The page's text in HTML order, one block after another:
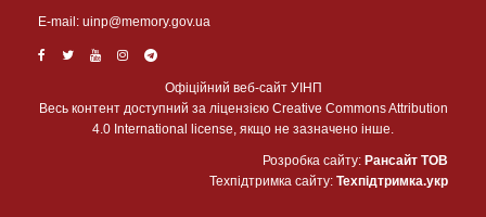
Е-mail: uinp@memory.gov.ua
Офіційний веб-сайт УІНП
Весь контент доступний за ліцензією Creative Commons Attribution
4.0 International license, якщо не зазначено інше.
Розробка сайту: Рансайт ТОВ
Техпідтримка сайту: Техпідтримка.укр